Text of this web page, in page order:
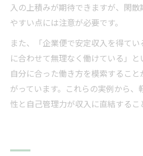
入の上積みが期待できますが、閑散
やすい点には注意が必要です。
また、「企業便で安定収入を得て
に合わせて無理なく働けている」と
自分に合った働き方を模索するこ
がっています。これらの実例から、
性と自己管理力が収入に直結するこ